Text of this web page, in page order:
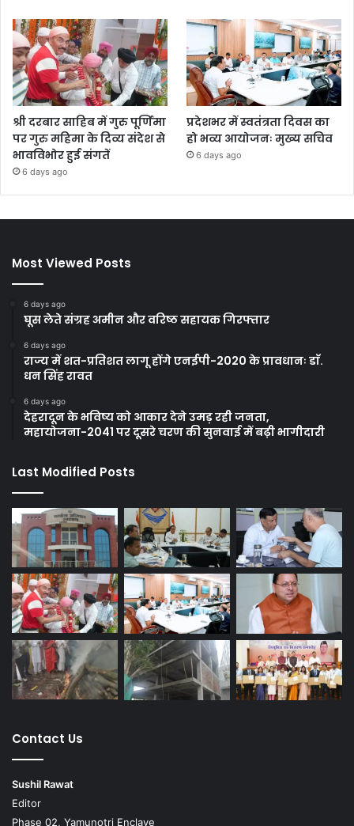
श्री दरबार साहिब में गुरु पूर्णिमा
पर गुरु महिमा के दिव्य संदेश से
भावविभोर हुई संगतें
6 days ago
प्रदेशभर में स्वतंत्रता दिवस का
हो भव्य आयोजनः मुख्य सचिव
6 days ago
Most Viewed Posts
6 days ago
घूस लेते संग्रह अमीन और वरिष्ठ सहायक गिरफ्तार
6 days ago
राज्य में शत-प्रतिशत लागू होंगे एनईपी-2020 के प्रावधानः डाॅ.
धन सिंह रावत
6 days ago
देहरादून के भविष्य को आकार देने उमड़ रही जनता,
महायोजना-2041 पर दूसरे चरण की सुनवाई में बढ़ी भागीदारी
Last Modified Posts
Contact Us
Sushil Rawat
Editor
Phase 02, Yamunotri Enclave